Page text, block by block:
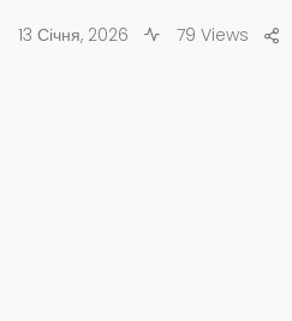
13 Січня, 2026 79 Views